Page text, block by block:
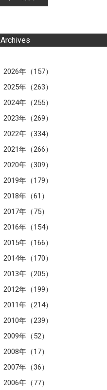
Archives
2026年（157）
2025年（263）
2024年（255）
2023年（269）
2022年（334）
2021年（266）
2020年（309）
2019年（179）
2018年（61）
2017年（75）
2016年（154）
2015年（166）
2014年（170）
2013年（205）
2012年（199）
2011年（214）
2010年（239）
2009年（52）
2008年（17）
2007年（36）
2006年（77）